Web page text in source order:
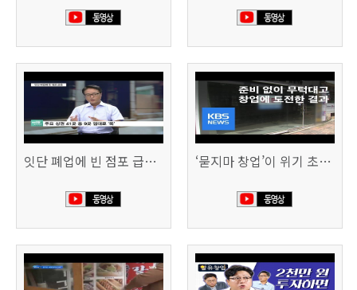
잇단 폐업에 빈 점포 급증…위기 빠진 상권, 대책 없나 (SBS CNBC) ‘묻지마 창업’이 위기 초래…폐업도 준비 필요 (KBS뉴스)